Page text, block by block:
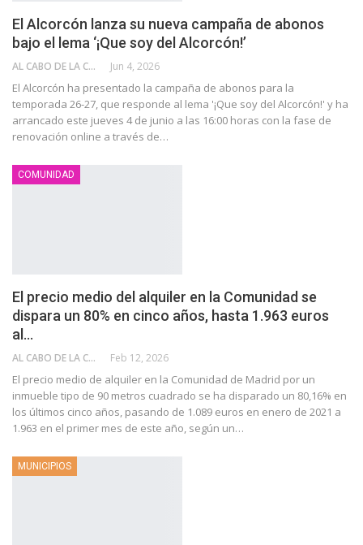
El Alcorcón lanza su nueva campaña de abonos
bajo el lema ‘¡Que soy del Alcorcón!’
AL CABO DE LA CALLE Jun 4, 2026
El Alcorcón ha presentado la campaña de abonos para la
temporada 26-27, que responde al lema '¡Que soy del Alcorcón!' y ha
arrancado este jueves 4 de junio a las 16:00 horas con la fase de
renovación online a través de…
COMUNIDAD
El precio medio del alquiler en la Comunidad se
dispara un 80% en cinco años, hasta 1.963 euros
al…
AL CABO DE LA CALLE Feb 12, 2026
El precio medio de alquiler en la Comunidad de Madrid por un
inmueble tipo de 90 metros cuadrado se ha disparado un 80,16% en
los últimos cinco años, pasando de 1.089 euros en enero de 2021 a
1.963 en el primer mes de este año, según un…
MUNICIPIOS